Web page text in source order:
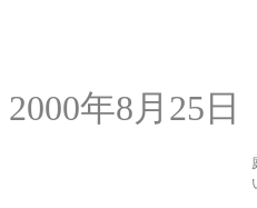
2000年8月25日